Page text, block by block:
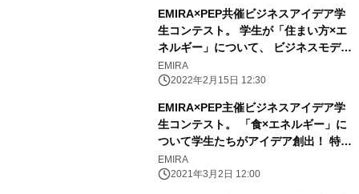
環境にやさしい世界を目指す」 洋服の
長寿命化を目指し、大量廃棄の抑制に
着目 「イノベーションを巻き起こして
いけるように頑張っていきたい」
EMIRA×PEP共催ビジネスアイデア学
生コンテスト。 学生が「住まい方×エ
ネルギー」について、 ビジネスモデル
を提案！アイデアの頂点が決定！ 最優
秀賞は早稲田大学LivLoop「生ゴミの
プリで廃棄物発電の処分事業者の負担
を軽減
EMIRA
2022年2月15日 12:30
EMIRA×PEP主催ビジネスアイデア学
生コンテスト。 「食×エネルギー」に
ついて学生たちがアイデア創出！ 特別
審査員に「出前館」前会長 コメント
も「新しい生活様式というのはずっと
EMIRA
2021年3月2日 12:00